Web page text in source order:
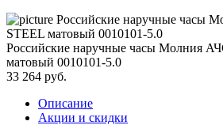
Российские наручные часы Молния
матовый 0010101-5.0
33 264 руб.
Описание
Акции и скидки